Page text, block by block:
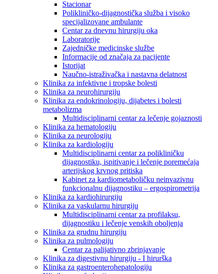
Stacionar
Polikliničko-dijagnostička služba i visoko
specijalizovane ambulante
Centar za dnevnu hirurgiju oka
Laboratorije
Zajedničke medicinske službe
Informacije od značaja za pacijente
Istorijat
Naučno-istraživačka i nastavna delatnost
Klinika za infektivne i tropske bolesti
Klinika za neurohirurgiju
Klinika za endokrinologiju, dijabetes i bolesti
metabolizma
Multidisciplinarni centar za lečenje gojaznosti
Klinika za hematologiju
Klinika za neurologiju
Klinika za kardiologiju
Multidisciplinarni centar za polikliničku
dijagnostiku, ispitivanje i lečenje poremećaja
arterijskog krvnog pritiska
Kabinet za kardiometaboličku neinvazivnu
funkcionalnu dijagnostiku – ergospirometrija
Klinika za kardiohirurgiju
Klinika za vaskularnu hirurgiju
Multidisciplinarni centar za profilaksu,
dijagnostiku i lečenje venskih oboljenja
Klinika za grudnu hirurgiju
Klinika za pulmologiju
Centar za palijativno zbrinjavanje
Klinika za digestivnu hirurgiju - I hirurška
Klinika za gastroenterohepatologiju